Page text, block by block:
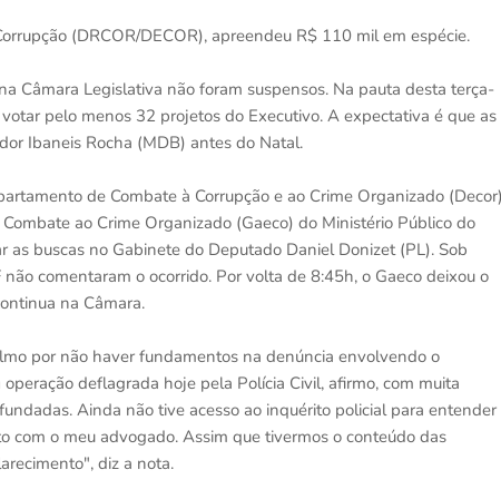
(DRCOR/DECOR), apreendeu R$ 110 mil em espécie.
Câmara Legislativa não foram suspensos. Na pauta desta terça-
pelo menos 32 projetos do Executivo. A expectativa é que as
Ibaneis Rocha (MDB) antes do Natal.
de Combate à Corrupção e ao Crime Organizado
ao Crime Organizado (Gaeco) do Ministério Público do
buscas no Gabinete do Deputado Daniel Donizet (PL). Sob
comentaram o ocorrido. Por volta de 8:45h, o Gaeco deixou o
na Câmara.
por não haver fundamentos na denúncia envolvendo o
deflagrada hoje pela Polícia Civil, afirmo, com muita
Ainda não tive acesso ao inquérito policial para entender
com o meu advogado. Assim que tivermos o conteúdo das
diz a nota.